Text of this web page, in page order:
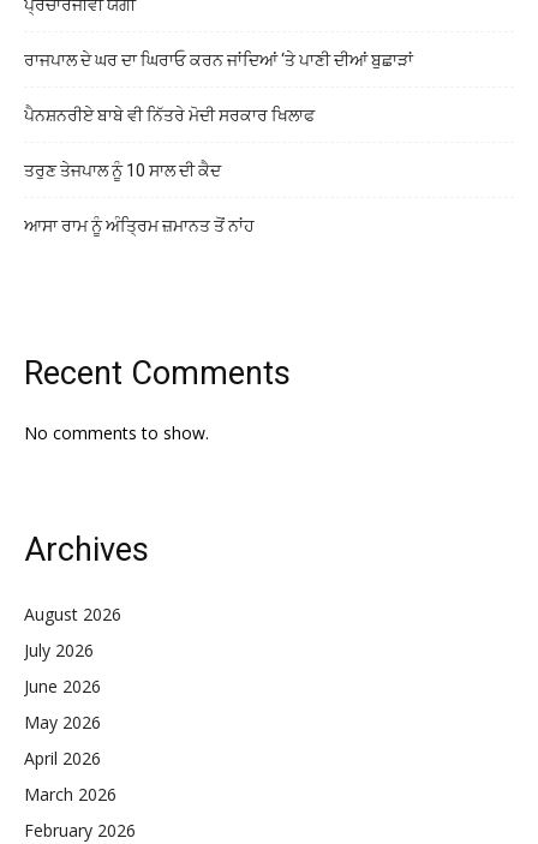
ਪ੍ਰਚਾਰਜੀਵੀ ਯੋਗੀ
ਰਾਜਪਾਲ ਦੇ ਘਰ ਦਾ ਘਿਰਾਓ ਕਰਨ ਜਾਂਦਿਆਂ ‘ਤੇ ਪਾਣੀ ਦੀਆਂ ਬੁਛਾੜਾਂ
ਪੈਨਸ਼ਨਰੀਏ ਬਾਬੇ ਵੀ ਨਿੱਤਰੇ ਮੋਦੀ ਸਰਕਾਰ ਖਿਲਾਫ
ਤਰੁਣ ਤੇਜਪਾਲ ਨੂੰ 10 ਸਾਲ ਦੀ ਕੈਦ
ਆਸਾ ਰਾਮ ਨੂੰ ਅੰਤ੍ਰਿਮ ਜ਼ਮਾਨਤ ਤੋਂ ਨਾਂਹ
Recent Comments
No comments to show.
Archives
August 2026
July 2026
June 2026
May 2026
April 2026
March 2026
February 2026